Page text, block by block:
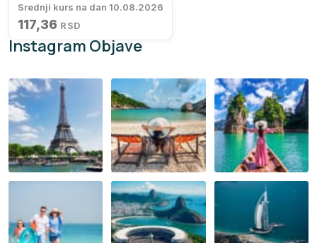
Srednji kurs na dan 10.08.2026
117,36 RSD
Instagram Objave